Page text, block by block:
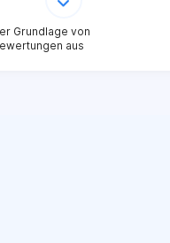
Grundlage von
aus